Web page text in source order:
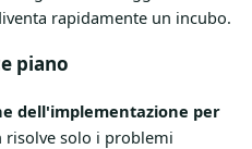
rapidamente un incubo.
piano
dell'implementazione per
risolve solo i problemi